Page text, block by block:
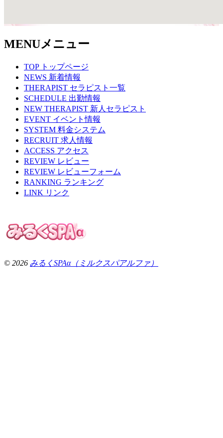
MENUメニュー
TOP トップページ
NEWS 新着情報
THERAPIST セラピスト一覧
SCHEDULE 出勤情報
NEW THERAPIST 新人セラピスト
EVENT イベント情報
SYSTEM 料金システム
RECRUIT 求人情報
ACCESS アクセス
REVIEW レビュー
REVIEW レビューフォーム
RANKING ランキング
LINK リンク
© 2026 みるくSPAα（ミルクスパアルファ）